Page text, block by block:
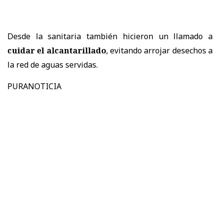
Desde la sanitaria también hicieron un llamado a
cuidar el alcantarillado, evitando arrojar desechos a
la red de aguas servidas.
PURANOTICIA